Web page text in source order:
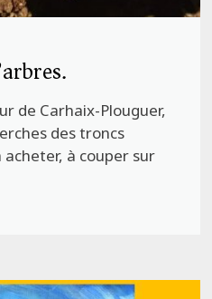
de Carhaix-Plouguer,
des troncs
acheter, à couper sur